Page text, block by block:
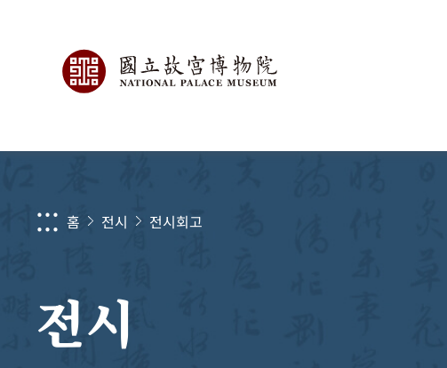
::: 홈 전시 전시회고
전시